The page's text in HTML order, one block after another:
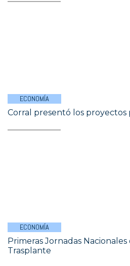
ECONOMÍA
Corral presentó los proyectos
ECONOMÍA
Primeras Jornadas
Trasplante